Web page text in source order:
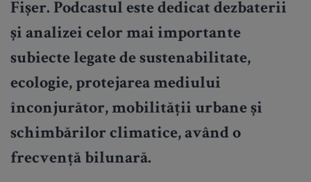
Fișer. Podcastul este dedicat dezbaterii
și analizei celor mai importante
subiecte legate de sustenabilitate,
ecologie, protejarea mediului
înconjurător, mobilității urbane și
schimbărilor climatice, având o
frecvență bilunară.